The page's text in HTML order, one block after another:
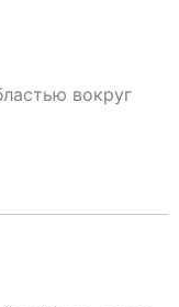
вокруг